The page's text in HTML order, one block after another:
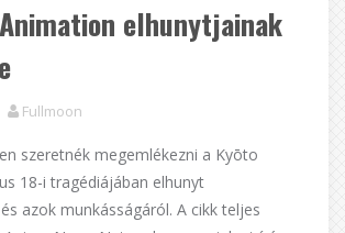
elhunytjainak
Fullmoon
szeretnék megemlékezni a Kyōto
18-i tragédiájában elhunyt
azok munkásságáról. A cikk teljes